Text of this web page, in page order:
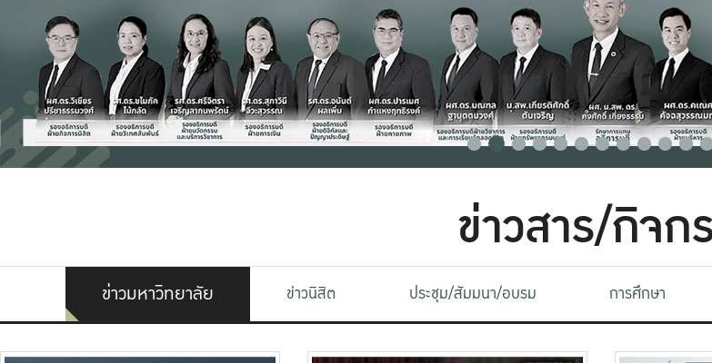
ข่าวสาร/กิจก
ข่าวมหาวิทยาลัย ข่าวนิสิต ประชุม/สัมมนา/อบรม การศึกษา